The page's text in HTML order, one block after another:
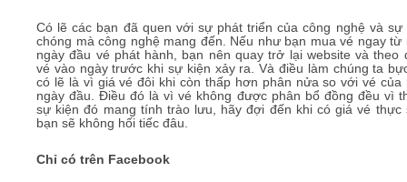
Có lẽ các bạn đã quen với sự phát triển của công nghệ và sự
chóng mà công nghệ mang đến. Nếu như bạn mua vé ngay từ
ngày đầu vé phát hành, bạn nên quay trở lại website và theo
vé vào ngày trước khi sự kiện xảy ra. Và điều làm chúng ta
có lẽ là vì giá vé đôi khi còn thấp hơn phân nửa so với vé của
ngày đầu. Điều đó là vì vé không được phân bổ đồng đều vì
sự kiện đó mang tính trào lưu, hãy đợi đến khi có giá vé thực
bạn sẽ không hối tiếc đâu.
Chỉ có trên Facebook